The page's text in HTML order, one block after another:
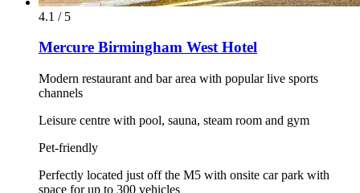
4.1 / 5
Mercure Birmingham West Hotel
Modern restaurant and bar area with popular live sports
channels
Leisure centre with pool, sauna, steam room and gym
Pet-friendly
Perfectly located just off the M5 with onsite car park with
space for up to 300 vehicles